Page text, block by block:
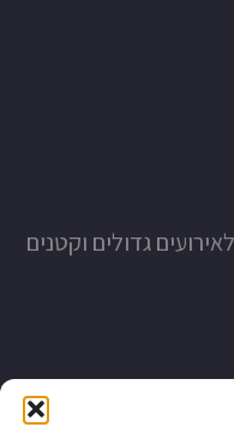
גדולים וקטנים